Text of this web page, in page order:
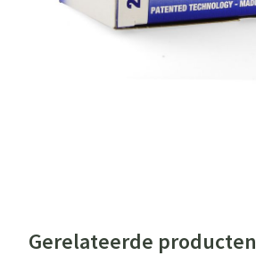
Gerelateerde producten